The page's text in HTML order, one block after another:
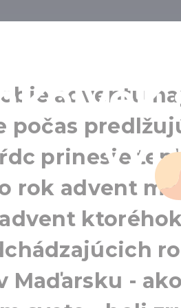
adventu
počas
prinesie
rok advent
Maďarsku -